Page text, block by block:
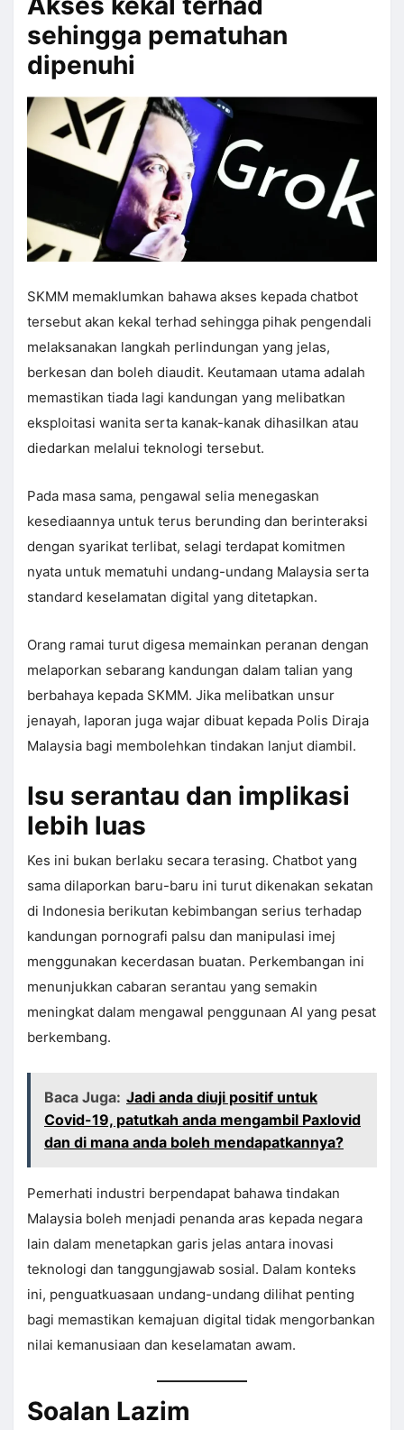
sehingga pematuhan
dipenuhi
SKMM memaklumkan bahawa akses kepada chatbot
tersebut akan kekal terhad sehingga pihak pengendali
melaksanakan langkah perlindungan yang jelas,
berkesan dan boleh diaudit. Keutamaan utama adalah
memastikan tiada lagi kandungan yang melibatkan
eksploitasi wanita serta kanak-kanak dihasilkan atau
diedarkan melalui teknologi tersebut.
Pada masa sama, pengawal selia menegaskan
kesediaannya untuk terus berunding dan berinteraksi
dengan syarikat terlibat, selagi terdapat komitmen
nyata untuk mematuhi undang-undang Malaysia serta
standard keselamatan digital yang ditetapkan.
Orang ramai turut digesa memainkan peranan dengan
melaporkan sebarang kandungan dalam talian yang
berbahaya kepada SKMM. Jika melibatkan unsur
jenayah, laporan juga wajar dibuat kepada Polis Diraja
Malaysia bagi membolehkan tindakan lanjut diambil.
Isu serantau dan implikasi
lebih luas
Kes ini bukan berlaku secara terasing. Chatbot yang
sama dilaporkan baru-baru ini turut dikenakan sekatan
di Indonesia berikutan kebimbangan serius terhadap
kandungan pornografi palsu dan manipulasi imej
menggunakan kecerdasan buatan. Perkembangan ini
menunjukkan cabaran serantau yang semakin
meningkat dalam mengawal penggunaan AI yang pesat
berkembang.
Baca Juga: Jadi anda diuji positif untuk
Covid-19, patutkah anda mengambil Paxlovid
dan di mana anda boleh mendapatkannya?
Pemerhati industri berpendapat bahawa tindakan
Malaysia boleh menjadi penanda aras kepada negara
lain dalam menetapkan garis jelas antara inovasi
teknologi dan tanggungjawab sosial. Dalam konteks
ini, penguatkuasaan undang-undang dilihat penting
bagi memastikan kemajuan digital tidak mengorbankan
nilai kemanusiaan dan keselamatan awam.
Soalan Lazim